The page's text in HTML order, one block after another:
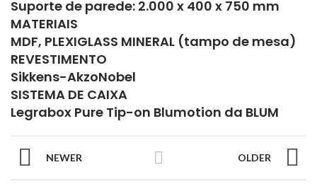
Suporte de parede: 2.000 x 400 x 750 mm
MATERIAIS
MDF, PLEXIGLASS MINERAL (tampo de mesa)
REVESTIMENTO
Sikkens-AkzoNobel
SISTEMA DE CAIXA
Legrabox Pure Tip-on Blumotion da BLUM
NEWER OLDER